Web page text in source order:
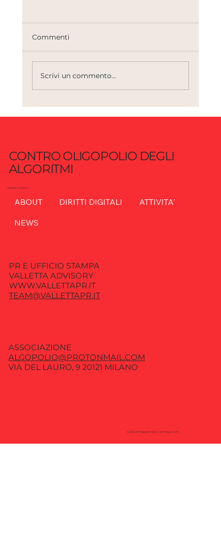
Commenti
Scrivi un commento...
ASSOCIAZIONE
ALGOPOLIO@PROTONMAIL.COM
VIA DEL LAURO, 9 20121 MILANO
PR E UFFICIO STAMPA
VALLETTA ADVISORY
WWW.VALLETTAPR.IT
TEAM@VALLETTAPR.IT
CONTRO OLIGOPOLIO DEGLI
ALGORITMI
PRIVACY POLICY
ABOUT DIRITTI DIGITALI ATTIVITA'
NEWS
© 2035 BY Algopolio. BUILT with Ninja STUFF